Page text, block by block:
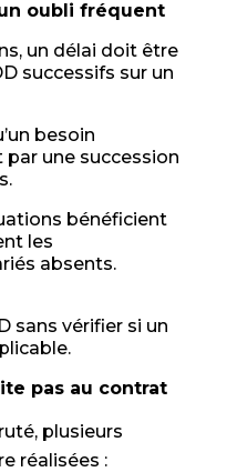
oubli fréquent
un délai doit être
successifs sur un
besoin
une succession
bénéficient
les
absents.
sans vérifier si un
pas au contrat
plusieurs
réalisées :